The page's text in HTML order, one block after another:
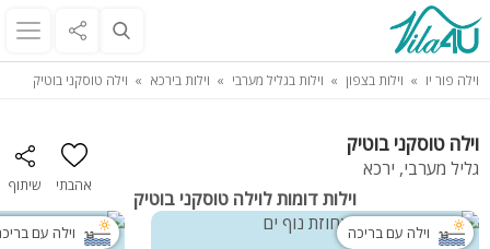
וילה פור יו וילות בצפון וילות בגליל מערבי וילות בירכא וילה טוסקני בוטיק
וילה טוסקני בוטיק
גליל מערבי, ירכא
אהבתי שיתוף
וילות דומות לוילה טוסקני בוטיק
וילה עם בריכה וילה עם